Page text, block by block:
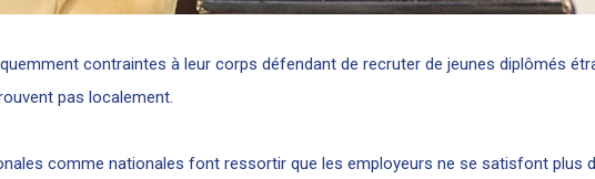
contraintes à leur corps défendant de recruter de jeunes diplômés
pas localement.
comme nationales font ressortir que les employeurs ne se satisfont plus